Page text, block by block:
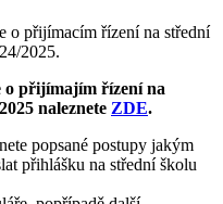
o přijímacím řízení na střední
2025.
o přijímajím řízení na
naleznete ZDE.
popsané postupy jakým
přihlášku na střední školu